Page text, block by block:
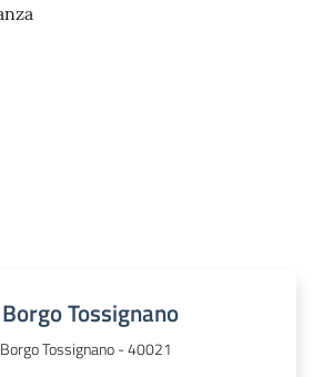
Tossignano
Tossignano - 40021